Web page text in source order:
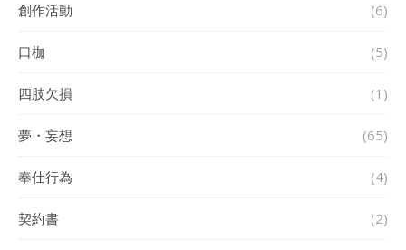
創作活動 (6)
口枷 (5)
四肢欠損 (1)
夢・妄想 (65)
奉仕行為 (4)
契約書 (2)